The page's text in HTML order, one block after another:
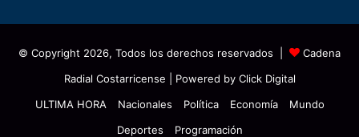
© Copyright 2026, Todos los derechos reservados |
Cadena
Radial Costarricense | Powered by Click Digital
ULTIMA HORA
Nacionales Política Economía
Mundo
Deportes
Programación